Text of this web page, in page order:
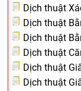
Dịch thuật
Dịch thuật
Dịch thuật
Dịch thuật
Dịch thuật
Dịch thuật